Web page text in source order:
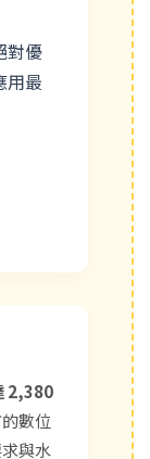
對優
用最
2,380
數位
與水